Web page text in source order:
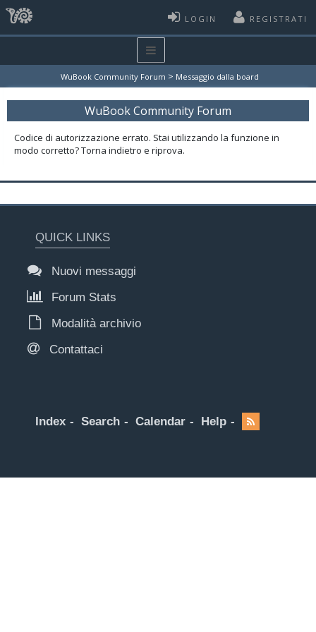
LOGIN REGISTRATI
WuBook Community Forum > Messaggio dalla board
WuBook Community Forum
Codice di autorizzazione errato. Stai utilizzando la funzione in
modo corretto? Torna indietro e riprova.
QUICK LINKS
Nuovi messaggi
Forum Stats
Modalità archivio
Contattaci
Index Search Calendar Help